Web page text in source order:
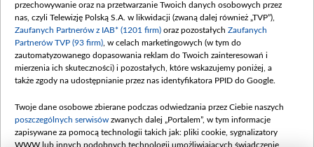
przechowywanie oraz na przetwarzanie Twoich danych osobowych przez
nas, czyli Telewizję Polską S.A. w likwidacji (zwaną dalej również „TVP”),
Zaufanych Partnerów z IAB* (1201 firm) oraz pozostałych Zaufanych
Partnerów TVP (93 firm) , w celach marketingowych (w tym do
zautomatyzowanego dopasowania reklam do Twoich zainteresowań i
mierzenia ich skuteczności) i pozostałych, które wskazujemy poniżej, a
także zgody na udostępnianie przez nas identyfikatora PPID do Google.
Twoje dane osobowe zbierane podczas odwiedzania przez Ciebie naszych
poszczególnych serwisów zwanych dalej „Portalem”, w tym informacje
zapisywane za pomocą technologii takich jak: pliki cookie, sygnalizatory
WWW lub innych podobnych technologii umożliwiających świadczenie